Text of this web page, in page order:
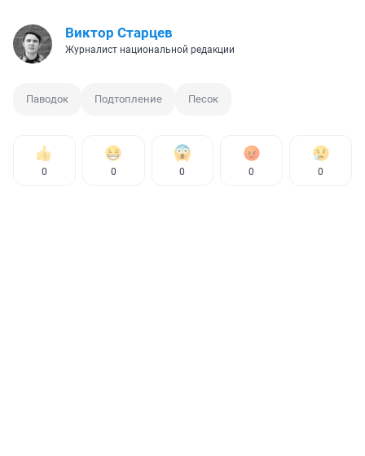
Виктор Старцев
Журналист национальной редакции
Паводок Подтопление Песок
0 0 0 0 0